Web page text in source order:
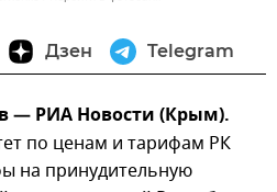
Дзен Telegram
— РИА Новости (Крым).
по ценам и тарифам РК
на принудительную